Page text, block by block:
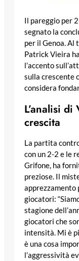
Il pareggio per
segnato la
per il Genoa. Al
Patrick Vieira
l’accento
sulla crescente
considera
L’analisi
crescita
La partita
con un 2-2 e le
Grifone, ha
preziose. Il
apprezzamento
giocatori:
stagione
giocatori che
intensità. Mi è
è una cosa
l’aggressività